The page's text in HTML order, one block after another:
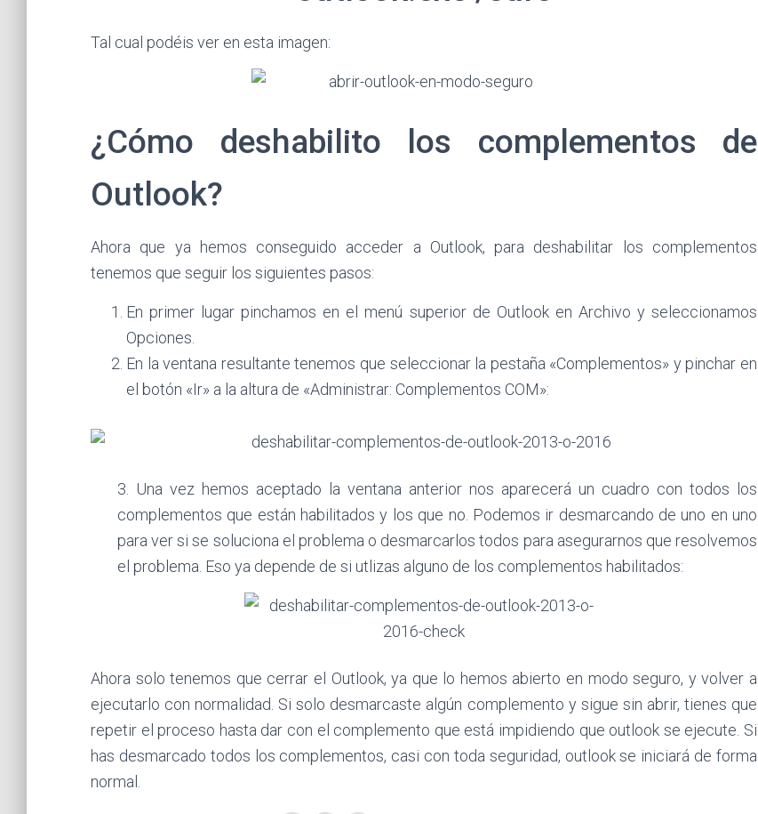
Tal cual podéis ver en esta imagen:
¿Cómo deshabilito los complementos de
Outlook?
Ahora que ya hemos conseguido acceder a Outlook, para deshabilitar los complementos
tenemos que seguir los siguientes pasos:
En primer lugar pinchamos en el menú superior de Outlook en Archivo y seleccionamos
Opciones.
En la ventana resultante tenemos que seleccionar la pestaña «Complementos» y pinchar en
el botón «Ir» a la altura de «Administrar: Complementos COM»:
3. Una vez hemos aceptado la ventana anterior nos aparecerá un cuadro con todos los
complementos que están habilitados y los que no. Podemos ir desmarcando de uno en uno
para ver si se soluciona el problema o desmarcarlos todos para asegurarnos que resolvemos
el problema. Eso ya depende de si utlizas alguno de los complementos habilitados:
Ahora solo tenemos que cerrar el Outlook, ya que lo hemos abierto en modo seguro, y volver a
ejecutarlo con normalidad. Si solo desmarcaste algún complemento y sigue sin abrir, tienes que
repetir el proceso hasta dar con el complemento que está impidiendo que outlook se ejecute. Si
has desmarcado todos los complementos, casi con toda seguridad, outlook se iniciará de forma
normal.